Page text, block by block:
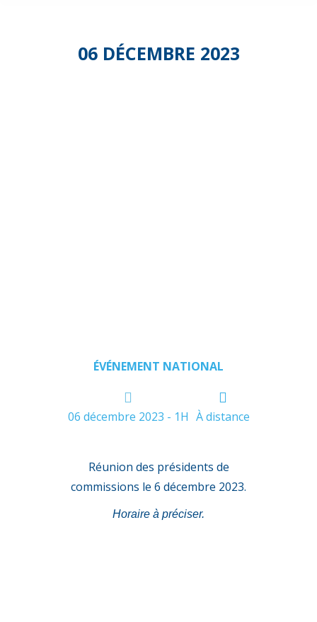
06 DÉCEMBRE 2023
ÉVÉNEMENT NATIONAL
06 décembre 2023 - 1H À distance
Réunion des présidents de
commissions le 6 décembre 2023.
Horaire à préciser.